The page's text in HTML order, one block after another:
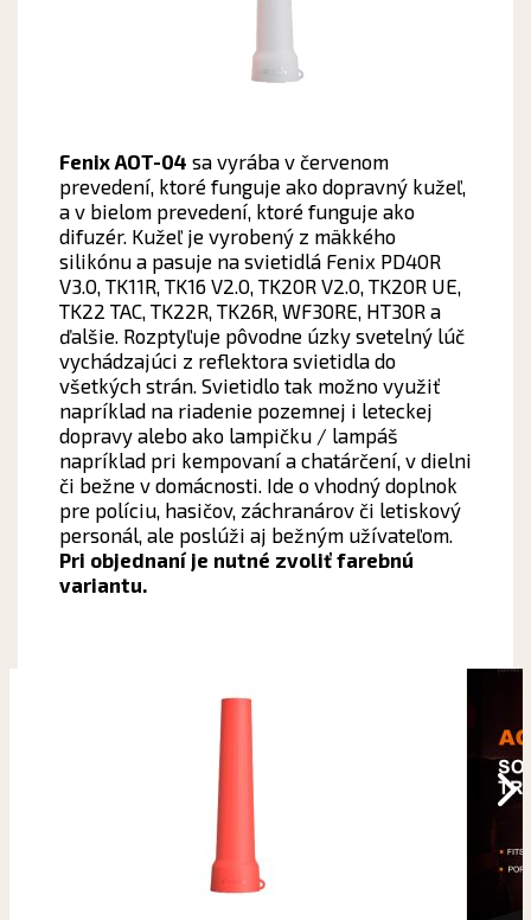
Fenix AOT-04 sa vyrába v červenom
prevedení, ktoré funguje ako dopravný kužeľ,
a v bielom prevedení, ktoré funguje ako
difuzér. Kužeľ je vyrobený z mäkkého
silikónu a pasuje na svietidlá Fenix PD40R
V3.0, TK11R, TK16 V2.0, TK20R V2.0, TK20R UE,
TK22 TAC, TK22R, TK26R, WF30RE, HT30R a
ďalšie. Rozptyľuje pôvodne úzky svetelný lúč
vychádzajúci z reflektora svietidla do
všetkých strán. Svietidlo tak možno využiť
napríklad na riadenie pozemnej i leteckej
dopravy alebo ako lampičku / lampáš
napríklad pri kempovaní a chatárčení, v dielni
či bežne v domácnosti. Ide o vhodný doplnok
pre políciu, hasičov, záchranárov či letiskový
personál, ale poslúži aj bežným užívateľom.
Pri objednaní je nutné zvoliť farebnú
variantu.